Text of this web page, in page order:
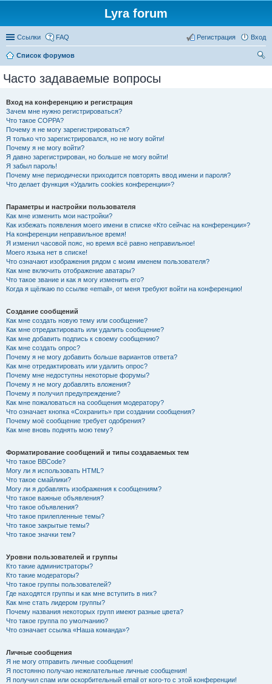
Lyra forum
Ссылки FAQ Вход
Регистрация
Список форумов
Часто задаваемые вопросы
Вход на конференцию и регистрация
Зачем мне нужно регистрироваться?
Что такое COPPA?
Почему я не могу зарегистрироваться?
Я только что зарегистрировался, но не могу войти!
Почему я не могу войти?
Я давно зарегистрирован, но больше не могу войти!
Я забыл пароль!
Почему мне периодически приходится повторять ввод имени и пароля?
Что делает функция «Удалить cookies конференции»?
Параметры и настройки пользователя
Как мне изменить мои настройки?
Как избежать появления моего имени в списке «Кто сейчас на конференции»?
На конференции неправильное время!
Я изменил часовой пояс, но время всё равно неправильное!
Моего языка нет в списке!
Что означают изображения рядом с моим именем пользователя?
Как мне включить отображение аватары?
Что такое звание и как я могу изменить его?
Когда я щёлкаю по ссылке «email», от меня требуют войти на конференцию!
Создание сообщений
Как мне создать новую тему или сообщение?
Как мне отредактировать или удалить сообщение?
Как мне добавить подпись к своему сообщению?
Как мне создать опрос?
Почему я не могу добавить больше вариантов ответа?
Как мне отредактировать или удалить опрос?
Почему мне недоступны некоторые форумы?
Почему я не могу добавлять вложения?
Почему я получил предупреждение?
Как мне пожаловаться на сообщения модератору?
Что означает кнопка «Сохранить» при создании сообщения?
Почему моё сообщение требует одобрения?
Как мне вновь поднять мою тему?
Форматирование сообщений и типы создаваемых тем
Что такое BBCode?
Могу ли я использовать HTML?
Что такое смайлики?
Могу ли я добавлять изображения к сообщениям?
Что такое важные объявления?
Что такое объявления?
Что такое прилепленные темы?
Что такое закрытые темы?
Что такое значки тем?
Уровни пользователей и группы
Кто такие администраторы?
Кто такие модераторы?
Что такое группы пользователей?
Где находятся группы и как мне вступить в них?
Как мне стать лидером группы?
Почему названия некоторых групп имеют разные цвета?
Что такое группа по умолчанию?
Что означает ссылка «Наша команда»?
Личные сообщения
Я не могу отправить личные сообщения!
Я постоянно получаю нежелательные личные сообщения!
Я получил спам или оскорбительный email от кого-то с этой конференции!